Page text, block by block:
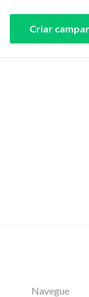
Criar
Navegue